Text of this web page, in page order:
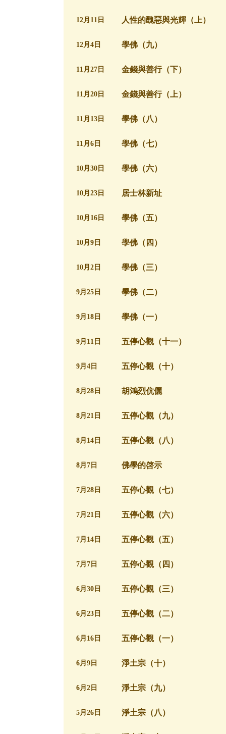
12月11日 人性的醜惡與光輝（上）
12月4日 學佛（九）
11月27日 金錢與善行（下）
11月20日 金錢與善行（上）
11月13日 學佛（八）
11月6日 學佛（七）
10月30日 學佛（六）
10月23日 居士林新址
10月16日 學佛（五）
10月9日 學佛（四）
10月2日 學佛（三）
9月25日 學佛（二）
9月18日 學佛（一）
9月11日 五停心觀（十一）
9月4日 五停心觀（十）
8月28日 胡鴻烈伉儷
8月21日 五停心觀（九）
8月14日 五停心觀（八）
8月7日 佛學的啓示
7月28日 五停心觀（七）
7月21日 五停心觀（六）
7月14日 五停心觀（五）
7月7日 五停心觀（四）
6月30日 五停心觀（三）
6月23日 五停心觀（二）
6月16日 五停心觀（一）
6月9日 淨土宗（十）
6月2日 淨土宗（九）
5月26日 淨土宗（八）